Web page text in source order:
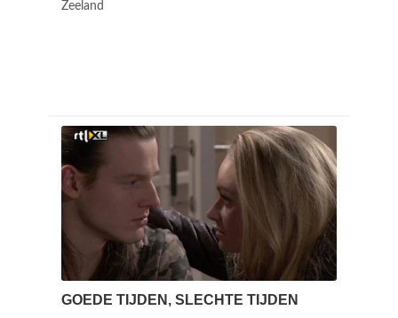
Zeeland
GOEDE TIJDEN, SLECHTE TIJDEN